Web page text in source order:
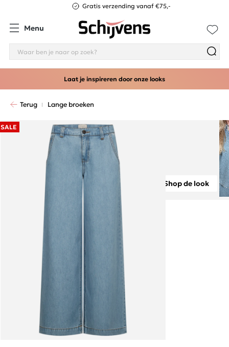
Gratis verzending vanaf €75,-
Menu
Laat je inspireren door onze looks
Terug Lange broeken
SALE
Shop de look